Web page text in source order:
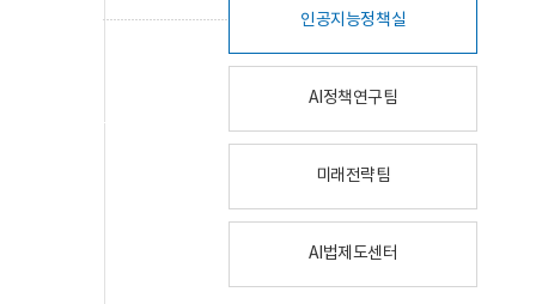
인공지능정책실
AI정책연구팀
미래전략팀
AI법제도센터